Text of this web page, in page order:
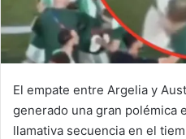
El empate entre Argelia y
generado una gran polémica
llamativa secuencia en el